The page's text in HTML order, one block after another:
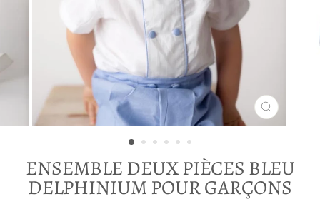
FERMER
(ESC)
ENSEMBLE DEUX PIÈCES BLEU
DELPHINIUM POUR GARÇONS